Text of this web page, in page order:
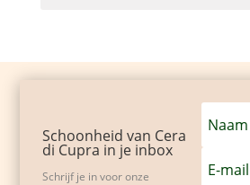
Schoonheid van Cera
di Cupra in je inbox
Schrijf je in voor onze